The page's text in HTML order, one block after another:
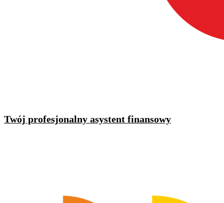
Twój profesjonalny asystent finansowy